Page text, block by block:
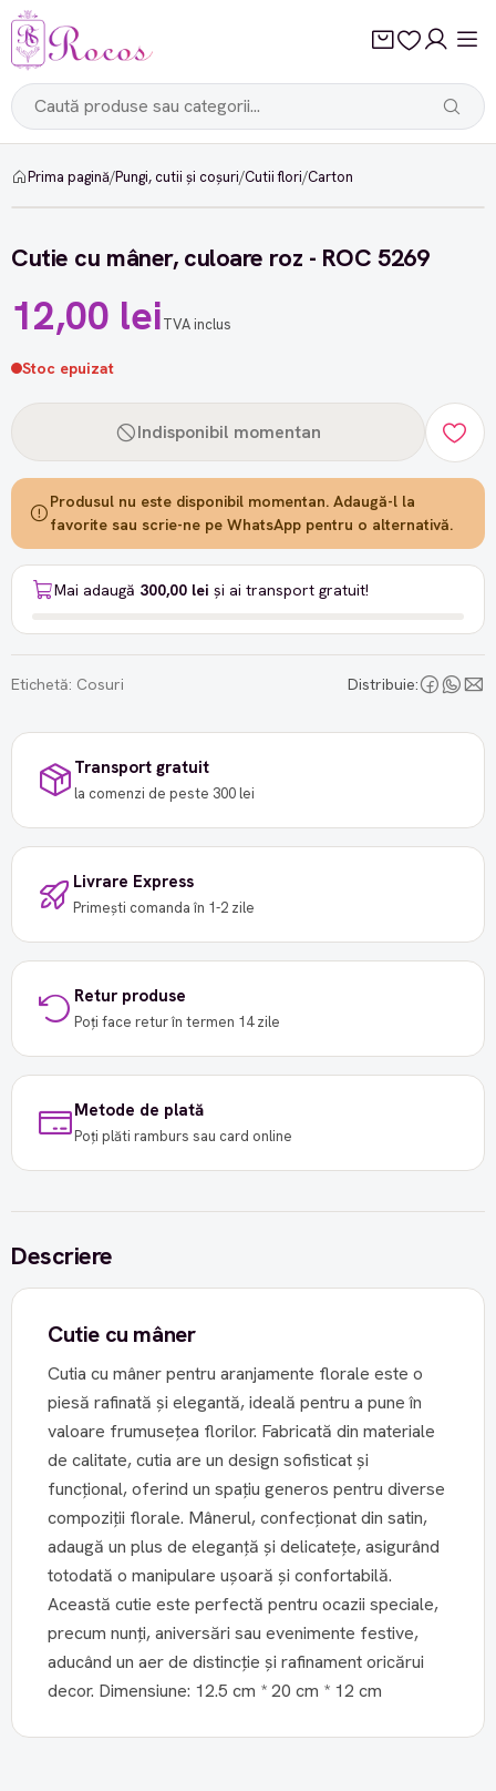
Prima pagină/Pungi, cutii și coșuri/Cutii flori/Carton
Cutie cu mâner, culoare roz - ROC 5269
12,00 leiTVA inclus
Stoc epuizat
Indisponibil momentan
Produsul nu este disponibil momentan. Adaugă-l la
favorite sau scrie-ne pe WhatsApp pentru o alternativă.
Mai adaugă 300,00 lei și ai transport gratuit!
Etichetă: Cosuri Distribuie:
Transport gratuit
la comenzi de peste 300 lei
Livrare Express
Primești comanda în 1-2 zile
Retur produse
Poți face retur în termen 14 zile
Metode de plată
Poți plăti ramburs sau card online
Descriere
Cutie cu mâner
Cutia cu mâner pentru aranjamente florale este o
piesă rafinată și elegantă, ideală pentru a pune în
valoare frumusețea florilor. Fabricată din materiale
de calitate, cutia are un design sofisticat și
funcțional, oferind un spațiu generos pentru diverse
compoziții florale. Mânerul, confecționat din satin,
adaugă un plus de eleganță și delicatețe, asigurând
totodată o manipulare ușoară și confortabilă.
Această cutie este perfectă pentru ocazii speciale,
precum nunți, aniversări sau evenimente festive,
aducând un aer de distincție și rafinament oricărui
decor. Dimensiune: 12.5 cm * 20 cm * 12 cm